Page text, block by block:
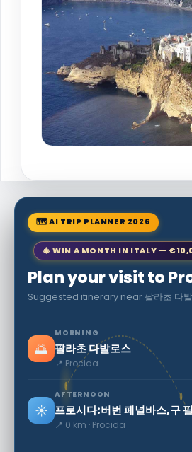
🗺 AI TRIP PLANNER 2026
🎄 WIN A MONTH IN ITALY —
Plan your visit to
Suggested itinerary near 팔라초 다
🌅
MORNING
팔라초 다발로스
📍 Procida
☀️
AFTERNOON
프로시다:버번 페널바스,구
📍 0 km · Procida